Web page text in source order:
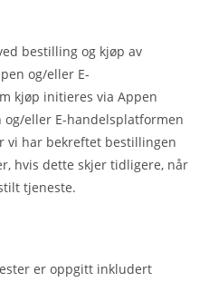
bestilling og kjøp av
og/eller E-
kjøp initieres via Appen
eller E-handelsplatformen
vi har bekreftet bestillingen
hvis dette skjer tidligere, når
tjeneste.
er oppgitt inkludert